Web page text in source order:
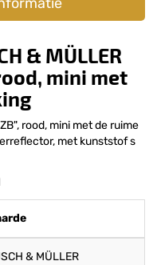
& MÜLLER
mini met
rood, mini met de ruime
met kunststof s
& MÜLLER